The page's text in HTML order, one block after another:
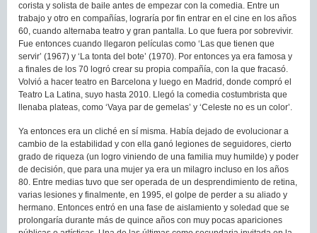
corista y solista de baile antes de empezar con la comedia. Entre un
trabajo y otro en compañías, lograría por fin entrar en el cine en los años
60, cuando alternaba teatro y gran pantalla. Lo que fuera por sobrevivir.
Fue entonces cuando llegaron películas como ‘Las que tienen que
servir’ (1967) y ‘La tonta del bote’ (1970). Por entonces ya era famosa y
a finales de los 70 logró crear su propia compañía, con la que fracasó.
Volvió a hacer teatro en Barcelona y luego en Madrid, donde compró el
Teatro La Latina, suyo hasta 2010. Llegó la comedia costumbrista que
llenaba plateas, como ‘Vaya par de gemelas’ y ‘Celeste no es un color’.
Ya entonces era un cliché en sí misma. Había dejado de evolucionar a
cambio de la estabilidad y con ella ganó legiones de seguidores, cierto
grado de riqueza (un logro viniendo de una familia muy humilde) y poder
de decisión, que para una mujer ya era un milagro incluso en los años
80. Entre medias tuvo que ser operada de un desprendimiento de retina,
varias lesiones y finalmente, en 1995, el golpe de perder a su aliado y
hermano. Entonces entró en una fase de aislamiento y soledad que se
prolongaría durante más de quince años con muy pocas apariciones